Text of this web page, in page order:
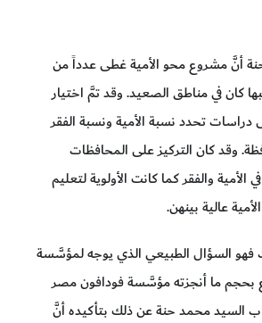
أنَّ مشروع محو الأمية غطى عدداً من
كان في مناطق الصعيد. وقد تمَّ اختيار
دراسات تحدد نسبة الأمية ونسبة الفقر
وقد كان التركيز على المحافظات
والفقر كما كانت الأولوية لتعليم
عالية بينهن.
فهو السؤال الطبيعي الذي يوجه لمؤسَّسة
ما أنجزته مؤسَّسة فودافون مصر
السيد محمد حنة عن ذلك بتأكيده أنَّ